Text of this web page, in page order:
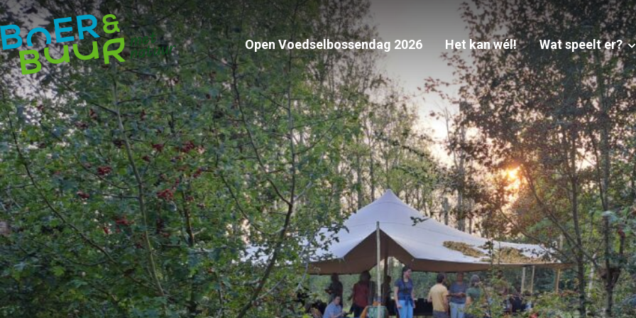
Open Voedselbossendag 2026 Het kan wél! Wat speelt er?